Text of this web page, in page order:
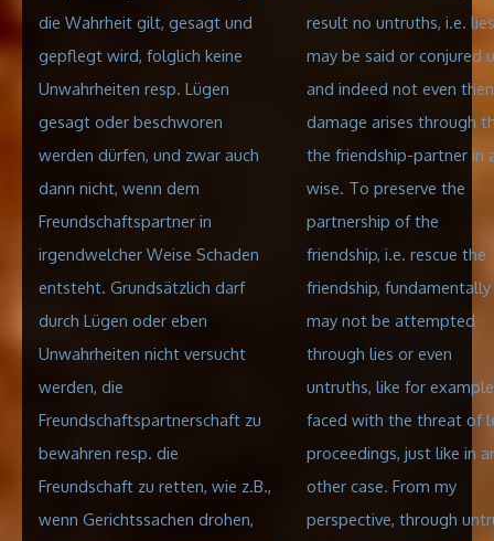
die Wahrheit gilt, gesagt und
gepflegt wird, folglich keine
Unwahrheiten resp. Lügen
gesagt oder beschworen
werden dürfen, und zwar auch
dann nicht, wenn dem
Freundschaftspartner in
irgendwelcher Weise Schaden
entsteht. Grundsätzlich darf
durch Lügen oder eben
Unwahrheiten nicht versucht
werden, die
Freundschaftspartnerschaft zu
bewahren resp. die
Freundschaft zu retten, wie z.B.,
wenn Gerichtssachen drohen,
result no untruths, i.e.
may be said or conjured
and indeed not even
damage arises through
the friendship-partner in
wise. To preserve the
partnership of the
friendship, i.e. rescue the
friendship,
may not be attempted
through lies or even
untruths, like for
faced with the threat of
proceedings, just like in
other case. From my
perspective, through